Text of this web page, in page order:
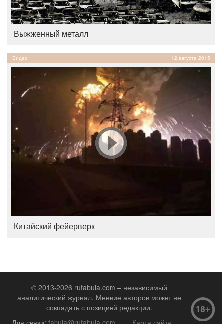
Выжженный металл
Видео 12 августа 2015
Китайский фейерверк
© 2013-2026 rufabula.com – независимый
аналитический журнал. Мнение авторов может не
совпадать с позицией редакции.
Для связи: fabula@rufabula.com Карта сайта